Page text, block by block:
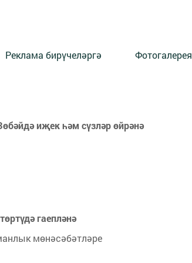
Реклама бирүчеләргә Фотогалерея
иҗек һәм сүзләр өйрәнә
гаепләнә
мөнәсәбәтләре